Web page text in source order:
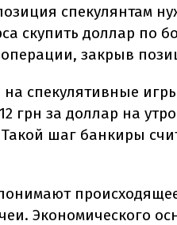
спекулянтам
скупить доллар по
закрыв
на спекулятивные
за доллар на утро
шаг банкиры
Экономического